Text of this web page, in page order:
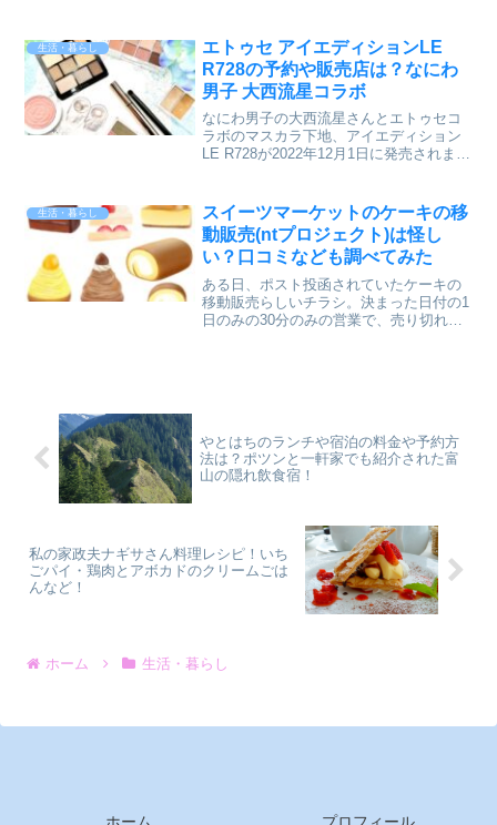
本。人気過ぎて転売品もかなり目につ
き、倍の価格を出してでも購...
生活・暮らし
エトゥセ アイエディションLE
R728の予約や販売店は？なにわ
男子 大西流星コラボ
なにわ男子の大西流星さんとエトゥセコ
ラボのマスカラ下地、アイエディション
LE R728が2022年12月1日に発売されま
SNSでも話題になっています。そこでエ
トゥセ×大西流...
生活・暮らし
スイーツマーケットのケーキの移
動販売(ntプロジェクト)は怪し
い？口コミなども調べてみた
ある日、ポスト投函されていたケーキの
移動販売らしいチラシ。決まった日付の1
日のみの30分のみの営業で、売り切れ次
やとはちのランチや宿泊の料金や予約方
法は？ポツンと一軒家でも紹介された富
山の隠れ飲食宿！
私の家政夫ナギサさん料理レシピ！いち
ごパイ・鶏肉とアボカドのクリームごは
んなど！
ホーム 生活・暮らし